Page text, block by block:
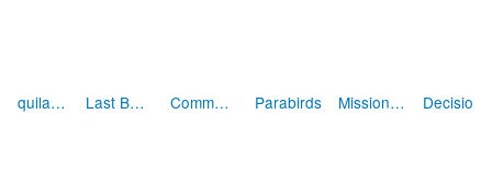
Tequila Zombies Last Battle Commando Defense Parabirds Mission Mars